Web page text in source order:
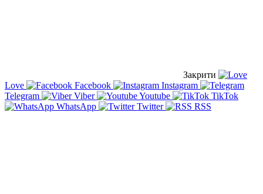
Закрити
Love
Facebook
Instagram
Telegram
Viber Youtube
TikTok
WhatsApp
Twitter RSS